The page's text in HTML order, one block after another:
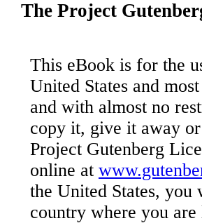
The Project
This eBook is for the
United States and
and with almost no
copy it, give it away
Project Gutenberg
online at
the United States,
country where you